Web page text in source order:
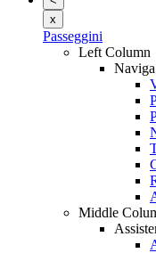
x
Passeggini
Left Column
Middle